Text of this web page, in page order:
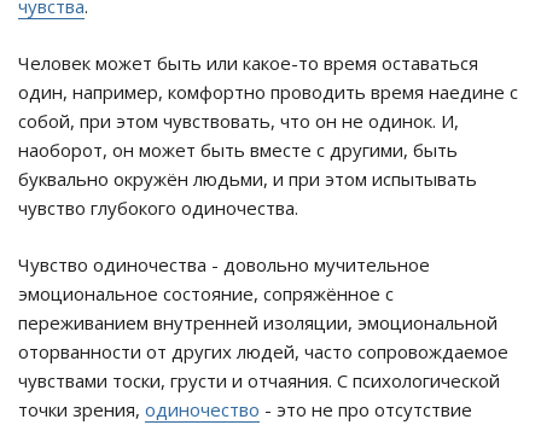
чувства.
Человек может быть или какое-то время оставаться
один, например, комфортно проводить время наедине с
собой, при этом чувствовать, что он не одинок. И,
наоборот, он может быть вместе с другими, быть
буквально окружён людьми, и при этом испытывать
чувство глубокого одиночества.
Чувство одиночества - довольно мучительное
эмоциональное состояние, сопряжённое с
переживанием внутренней изоляции, эмоциональной
оторванности от других людей, часто сопровождаемое
чувствами тоски, грусти и отчаяния. С психологической
точки зрения, одиночество - это не про отсутствие